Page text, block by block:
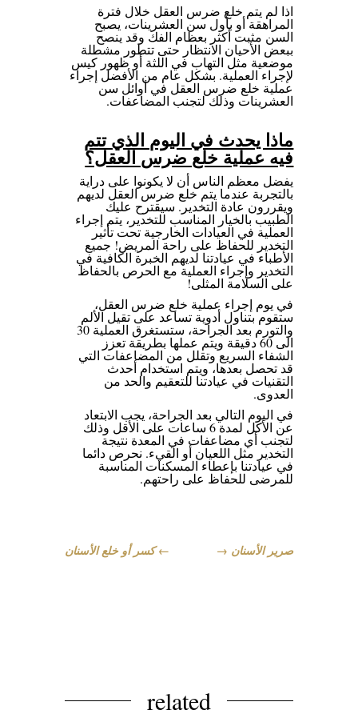
اذا لم يتم خلع ضرس العقل خلال فترة
المراهقة أو بأول سن العشرينات، يصبح
السن مثبت أكثر بعظام الفك وقد ينصح
ببعض الأحيان الانتظار حتى تتطور مشطلة
موضعية مثل التهاب في اللثة أو ظهور كيس
لإجراء العملية. بشكل عام من الأفضل إجراء
عملية خلع ضرس العقل في أوائل سن
العشرينات وذلك لتجنب المضاعفات.
ماذا يحدث في اليوم الذي تتم
فيه عملية خلع ضرس العقل؟
يفضل معظم الناس أن لا يكونوا على دراية
بالتجربة عندما يتم خلع ضرس العقل لديهم
ويقررون عادة التخدير. سيقترح عليك
الطبيب بالخيار المناسب للتخدير، يتم إجراء
العملية في العيادات الخارجية تحت تأثير
التخدير للحفاظ على راحة المريض! جميع
الأطباء في عيادتنا لديهم الخبرة الكافية في
التخدير وإجراء العملية مع الحرص بالحفاظ
على السلامة المثلى!
في يوم إجراء عملية خلع ضرس العقل،
ستقوم بتناول أدوية تساعد على تقيل الألم
والتورم بعد الجراحة، ستستغرق العملية 30
الى 60 دقيقة ويتم عملها بطريقة تعزز
الشفاء السريع وتقلل من المضاعفات التي
قد تحصل بعدها، ويتم استخدام أحدث
التقنيات في عيادتنا للتعقيم والحد من
العدوى.
في اليوم التالي بعد الجراحة، يجب الابتعاد
عن الأكل لمدة 6 ساعات على الأقل وذلك
لتجنب أي مضاعفات في المعدة نتيجة
التخدير مثل اللعيان أو القيء. نحرص دائما
في عيادتنا بإعطاء المسكنات المناسبة
للمرضى للحفاظ على راحتهم.
←كسر أو خلع الأسنان صرير الأسنان →
related